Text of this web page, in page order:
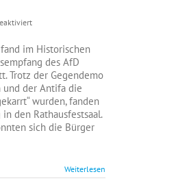
für
Neujahresempfang
AfD
KV
Münster
22.02.19
im Historischen
des AfD
Trotz der Gegendemo
und der Antifa die
wurden, fanden
den Rathausfestsaal.
sich die Bürger
Weiterlesen